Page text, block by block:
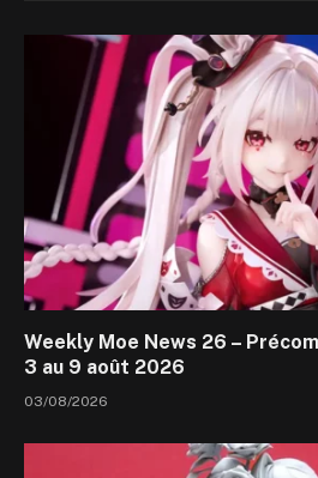
Weekly Moe News 26 –
3 au 9 août 2026
03/08/2026